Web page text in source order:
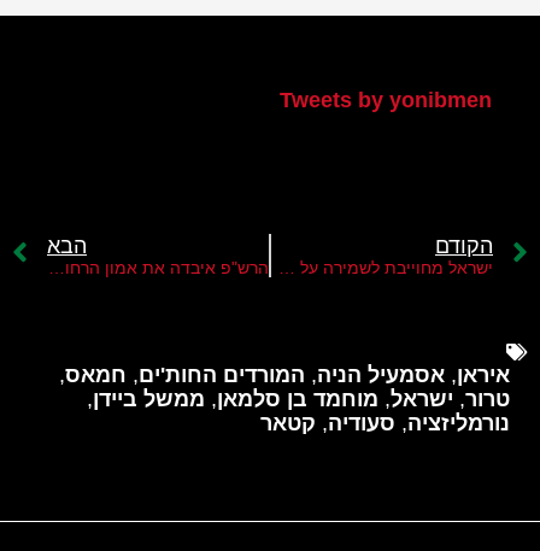
Tweets by yonibmen
הקודם הבא
איראן, אסמעיל הניה, המורדים החות'ים, חמאס,
טרור, ישראל, מוחמד בן סלמאן, ממשל ביידן,
נורמליזציה, סעודיה, קטאר